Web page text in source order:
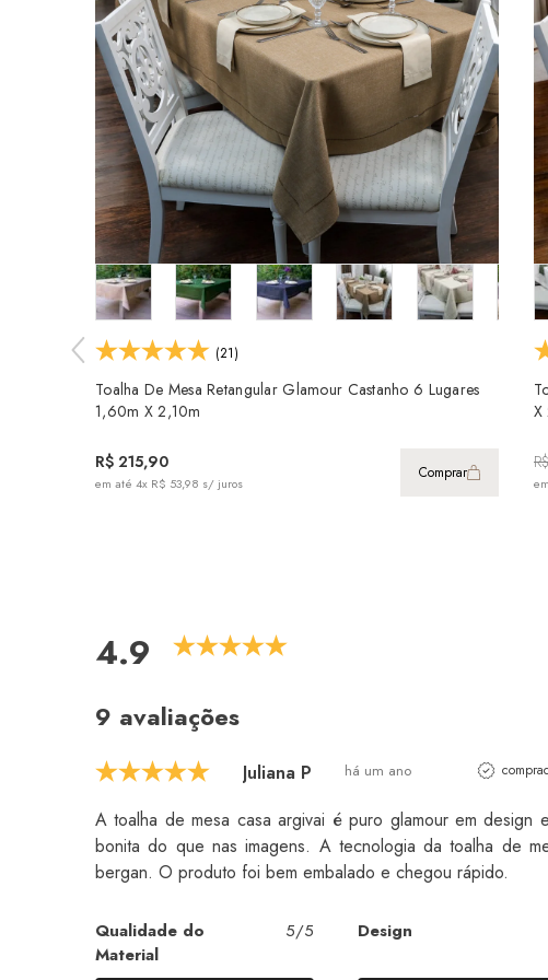
(21)
Toalha De Mesa Retangular Glamour Castanho 6 Lugares
1,60m X 2,10m
R$ 215,90
em até 4x R$ 53,98 s/ juros
Comprar
X
4.9
9 avaliações
Juliana P há um ano
A toalha de mesa casa argivai é puro glamour em
bonita do que nas imagens. A tecnologia da toalha de
bergan. O produto foi bem embalado e chegou rápido.
Qualidade do
Material
5/5 Design